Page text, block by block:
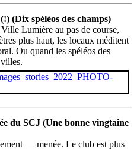
(Dix spéléos des champs)
Lumière au pas de course,
plus haut, les locaux méditent
Ou quand les spéléos des
du SCJ (Une bonne vingtaine
— menée. Le club est plus